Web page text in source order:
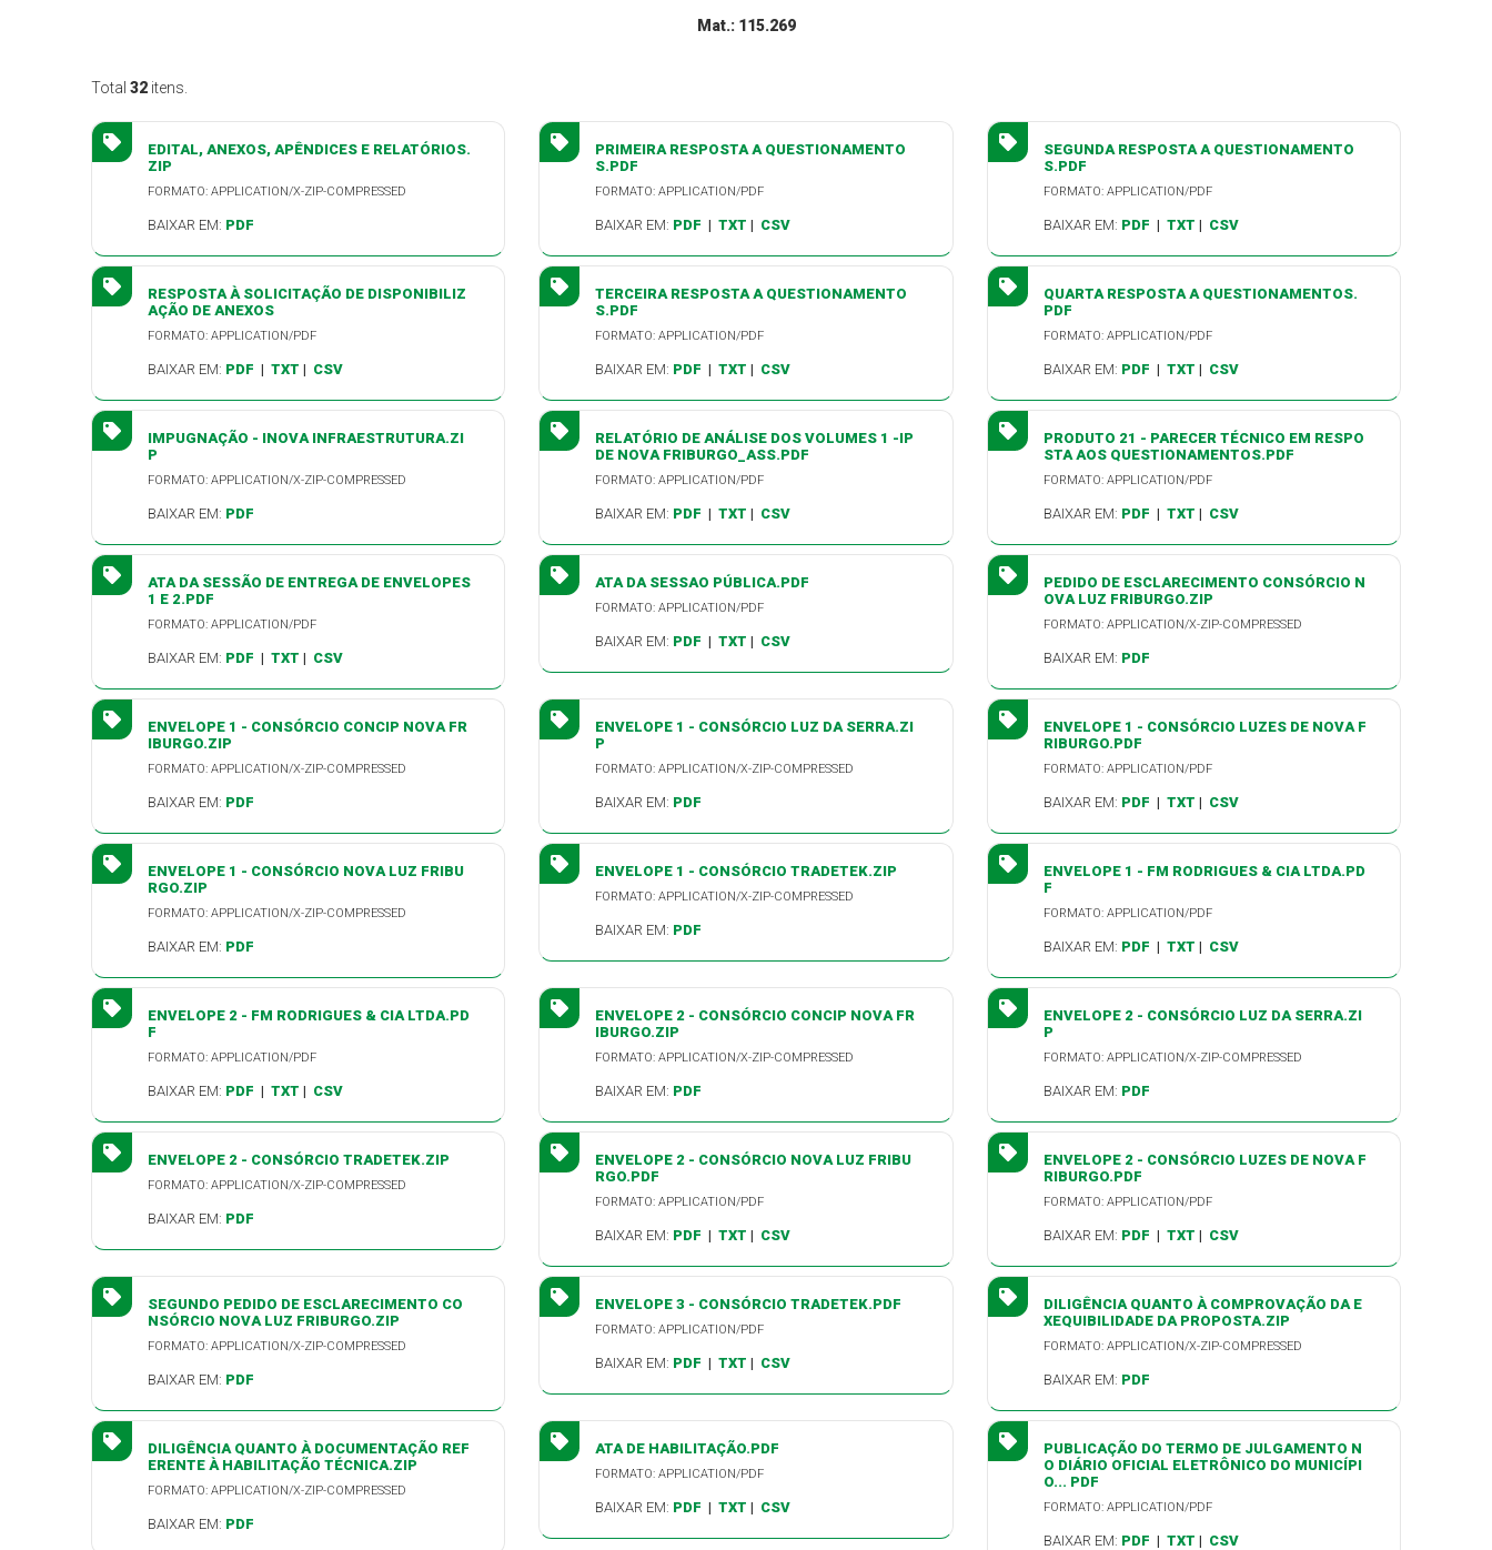
Mat.: 115.269
Total32 itens.
EDITAL, ANEXOS, APÊNDICES E RELATÓRIOS.
ZIP
FORMATO: APPLICATION/X-ZIP-COMPRESSED
BAIXAR EM: PDF
PRIMEIRA RESPOSTA A QUESTIONAMENTO
S.PDF
FORMATO: APPLICATION/PDF
BAIXAR EM: PDF |TXT | CSV
SEGUNDA RESPOSTA A QUESTIONAMENTO
S.PDF
FORMATO: APPLICATION/PDF
BAIXAR EM: PDF | TXT | CSV
RESPOSTA À SOLICITAÇÃO DE DISPONIBILIZ
AÇÃO DE ANEXOS
FORMATO: APPLICATION/PDF
BAIXAR EM: PDF |TXT | CSV
TERCEIRA RESPOSTA A QUESTIONAMENTO
S.PDF
FORMATO: APPLICATION/PDF
BAIXAR EM: PDF |TXT | CSV
QUARTA RESPOSTA A QUESTIONAMENTOS.
PDF
FORMATO: APPLICATION/PDF
BAIXAR EM: PDF | TXT | CSV
IMPUGNAÇÃO - INOVA INFRAESTRUTURA.ZI
P
FORMATO: APPLICATION/X-ZIP-COMPRESSED
BAIXAR EM: PDF
RELATÓRIO DE ANÁLISE DOS VOLUMES 1 -IP
DE NOVA FRIBURGO_ASS.PDF
FORMATO: APPLICATION/PDF
BAIXAR EM: PDF |TXT | CSV
PRODUTO 21 - PARECER TÉCNICO EM RESPO
STA AOS QUESTIONAMENTOS.PDF
FORMATO: APPLICATION/PDF
BAIXAR EM: PDF | TXT | CSV
ATA DA SESSÃO DE ENTREGA DE ENVELOPES
1 E 2.PDF
FORMATO: APPLICATION/PDF
BAIXAR EM: PDF |TXT | CSV
ATA DA SESSAO PÚBLICA.PDF
FORMATO: APPLICATION/PDF
BAIXAR EM: PDF |TXT | CSV
PEDIDO DE ESCLARECIMENTO CONSÓRCIO N
OVA LUZ FRIBURGO.ZIP
FORMATO: APPLICATION/X-ZIP-COMPRESSED
BAIXAR EM: PDF
ENVELOPE 1 - CONSÓRCIO CONCIP NOVA FR
IBURGO.ZIP
FORMATO: APPLICATION/X-ZIP-COMPRESSED
BAIXAR EM: PDF
ENVELOPE 1 - CONSÓRCIO LUZ DA SERRA.ZI
P
FORMATO: APPLICATION/X-ZIP-COMPRESSED
BAIXAR EM: PDF
ENVELOPE 1 - CONSÓRCIO LUZES DE NOVA F
RIBURGO.PDF
FORMATO: APPLICATION/PDF
BAIXAR EM: PDF | TXT | CSV
ENVELOPE 1 - CONSÓRCIO NOVA LUZ FRIBU
RGO.ZIP
FORMATO: APPLICATION/X-ZIP-COMPRESSED
BAIXAR EM: PDF
ENVELOPE 1 - CONSÓRCIO TRADETEK.ZIP
FORMATO: APPLICATION/X-ZIP-COMPRESSED
BAIXAR EM: PDF
ENVELOPE 1 - FM RODRIGUES & CIA LTDA.PD
F
FORMATO: APPLICATION/PDF
BAIXAR EM: PDF | TXT | CSV
ENVELOPE 2 - FM RODRIGUES & CIA LTDA.PD
F
FORMATO: APPLICATION/PDF
BAIXAR EM: PDF |TXT | CSV
ENVELOPE 2 - CONSÓRCIO CONCIP NOVA FR
IBURGO.ZIP
FORMATO: APPLICATION/X-ZIP-COMPRESSED
BAIXAR EM: PDF
ENVELOPE 2 - CONSÓRCIO LUZ DA SERRA.ZI
P
FORMATO: APPLICATION/X-ZIP-COMPRESSED
BAIXAR EM: PDF
ENVELOPE 2 - CONSÓRCIO TRADETEK.ZIP
FORMATO: APPLICATION/X-ZIP-COMPRESSED
BAIXAR EM: PDF
ENVELOPE 2 - CONSÓRCIO NOVA LUZ FRIBU
RGO.PDF
FORMATO: APPLICATION/PDF
BAIXAR EM: PDF |TXT | CSV
ENVELOPE 2 - CONSÓRCIO LUZES DE NOVA F
RIBURGO.PDF
FORMATO: APPLICATION/PDF
BAIXAR EM: PDF | TXT | CSV
SEGUNDO PEDIDO DE ESCLARECIMENTO CO
NSÓRCIO NOVA LUZ FRIBURGO.ZIP
FORMATO: APPLICATION/X-ZIP-COMPRESSED
BAIXAR EM: PDF
ENVELOPE 3 - CONSÓRCIO TRADETEK.PDF
FORMATO: APPLICATION/PDF
BAIXAR EM: PDF |TXT | CSV
DILIGÊNCIA QUANTO À COMPROVAÇÃO DA E
XEQUIBILIDADE DA PROPOSTA.ZIP
FORMATO: APPLICATION/X-ZIP-COMPRESSED
BAIXAR EM: PDF
DILIGÊNCIA QUANTO À DOCUMENTAÇÃO REF
ERENTE À HABILITAÇÃO TÉCNICA.ZIP
FORMATO: APPLICATION/X-ZIP-COMPRESSED
BAIXAR EM: PDF
ATA DE HABILITAÇÃO.PDF
FORMATO: APPLICATION/PDF
BAIXAR EM: PDF |TXT | CSV
PUBLICAÇÃO DO TERMO DE JULGAMENTO N
O DIÁRIO OFICIAL ELETRÔNICO DO MUNICÍPI
O... PDF
FORMATO: APPLICATION/PDF
BAIXAR EM: PDF | TXT | CSV